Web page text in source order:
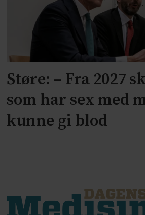
Støre: – Fra 2027
som har sex med
kunne gi blod